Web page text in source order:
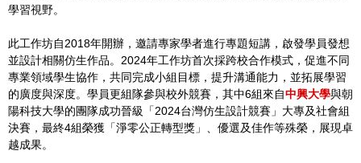
學習視野。
此工作坊自2018年開辦，邀請專家學者進行專題短講，啟發學員發想
並設計相關仿生作品。2024年工作坊首次採跨校合作模式，促進不同
專業領域學生協作，共同完成小組目標，提升溝通能力，並拓展學習
的廣度與深度。學員更組隊參與校外競賽，其中6組來自中興大學與朝
陽科技大學的團隊成功晉級「2024台灣仿生設計競賽」大專及社會組
決賽，最終4組榮獲「淨零公正轉型獎」、優選及佳作等殊榮，展現卓
越成果。